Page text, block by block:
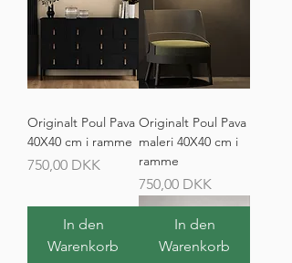
Originalt Poul Pava
40X40 cm i ramme
Preis
750,00 DKK
Originalt Poul Pava
maleri 40X40 cm i
ramme
Preis
750,00 DKK
In den
Warenkorb
In den
Warenkorb